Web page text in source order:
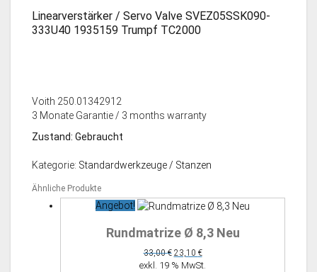
Linearverstärker / Servo Valve SVEZ05SSK090-
333U40 1935159 Trumpf TC2000
Voith 250.01342912
3 Monate Garantie / 3 months warranty
Zustand: Gebraucht
Kategorie: Standardwerkzeuge / Stanzen
Ähnliche Produkte
Angebot!
Rundmatrize Ø 8,3 Neu
33,00€ Ursprünglicher
Preis
23,10 €Aktueller
Preis
exkl. 19 % MwSt.